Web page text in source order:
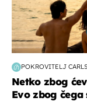
POKROVITELJ
Netko zbog
Evo zbog